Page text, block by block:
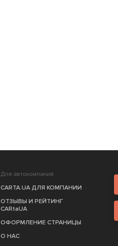
Для автокомпаний
CARTA.UA ДЛЯ КОМПАНИИ
ОТЗЫВЫ И РЕЙТИНГ
CARtaUA
ОФОРМЛЕНИЕ СТРАНИЦЫ
О НАС